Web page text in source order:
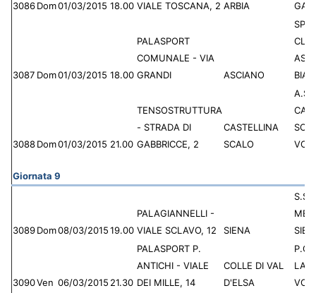
3086Dom01/03/2015 18.00 VIALE TOSCANA, 2 ARBIA
GAU
3087 Dom01/03/2015 18.00
PALASPORT
COMUNALE - VIA
GRANDI
ASCIANO
3088Dom01/03/2015 21.00
TENSOSTRUTTURA
- STRADA DI
GABBRICCE, 2
CASTELLINA
SCALO
Giornata 9
3089Dom08/03/201519.00
PALAGIANNELLI -
VIALE SCLAVO, 12
SIENA
3090Ven 06/03/2015 21.30
PALASPORT P.
ANTICHI - VIALE
DEI MILLE, 14
COLLE DI VAL
D'ELSA